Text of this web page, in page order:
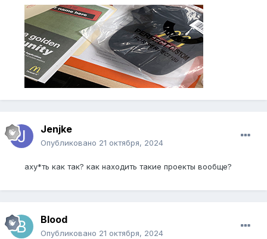
Jenjke
Опубликовано 21 октября, 2024
аху*ть как так? как находить такие проекты вообще?
Blood
Опубликовано 21 октября, 2024